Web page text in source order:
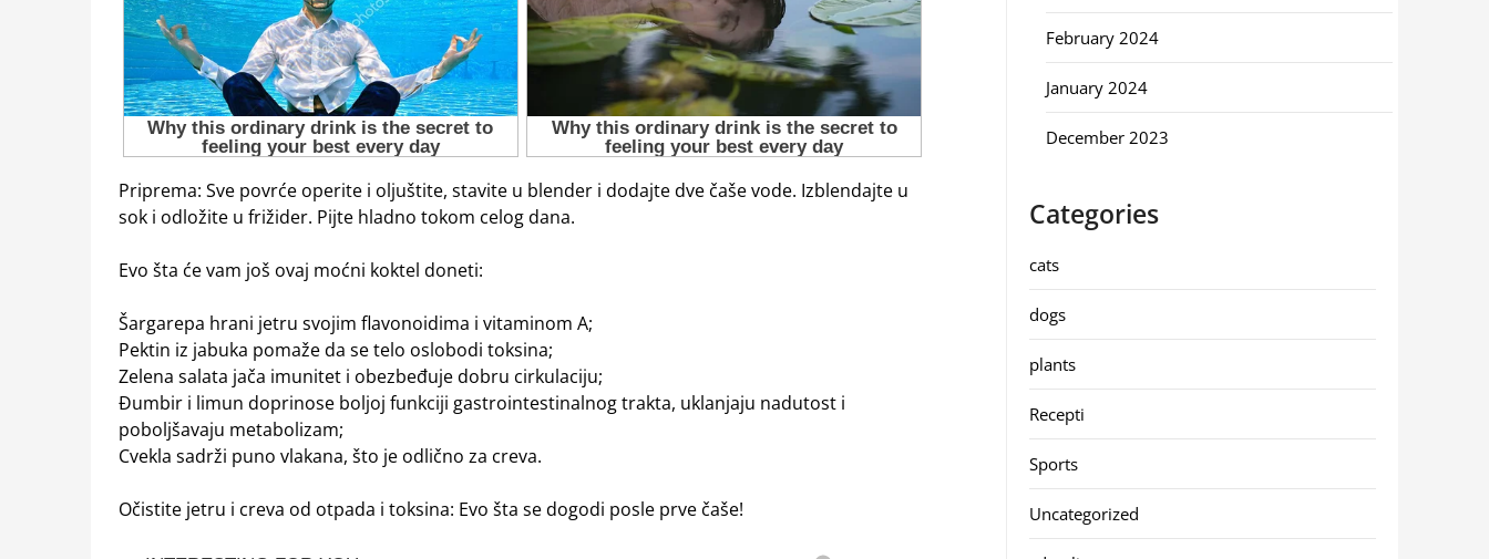
Priprema: Sve povrće operite i oljuštite, stavite u blender i dodajte dve čaše vode. Izblendajte u
sok i odložite u frižider. Pijte hladno tokom celog dana.
Evo šta će vam još ovaj moćni koktel doneti:
Šargarepa hrani jetru svojim flavonoidima i vitaminom A;
Pektin iz jabuka pomaže da se telo oslobodi toksina;
Zelena salata jača imunitet i obezbeđuje dobru cirkulaciju;
Đumbir i limun doprinose boljoj funkciji gastrointestinalnog trakta, uklanjaju nadutost i
poboljšavaju metabolizam;
Cvekla sadrži puno vlakana, što je odlično za creva.
Očistite jetru i creva od otpada i toksina: Evo šta se dogodi posle prve čaše!
February 2024
January 2024
December 2023
Categories
cats
dogs
plants
Recepti
Sports
Uncategorized